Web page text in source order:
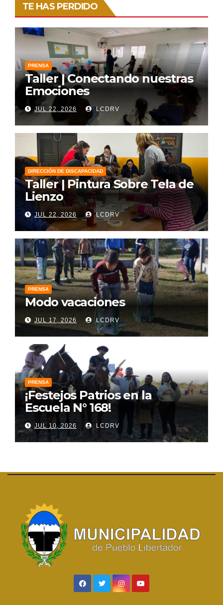
TE HAS PERDIDO
PRENSA
Taller | Conectando nuestras
Emociones
JUL 22, 2026 LCDRV
DIRECCIÓN DE DISCAPACIDAD
Taller | Pintura Sobre Tela de
Lienzo
JUL 22, 2026 LCDRV
PRENSA
Modo vacaciones
JUL 17, 2026 LCDRV
PRENSA
¡Festejos Patrios en la
Escuela N° 168!
JUL 10, 2026 LCDRV